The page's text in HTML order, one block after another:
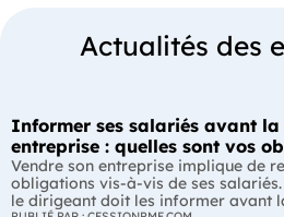
Actualités des
Informer ses salariés avant la
entreprise : quelles sont vos
Vendre son entreprise implique de
obligations vis-à-vis de ses salariés.
le dirigeant doit les informer avant